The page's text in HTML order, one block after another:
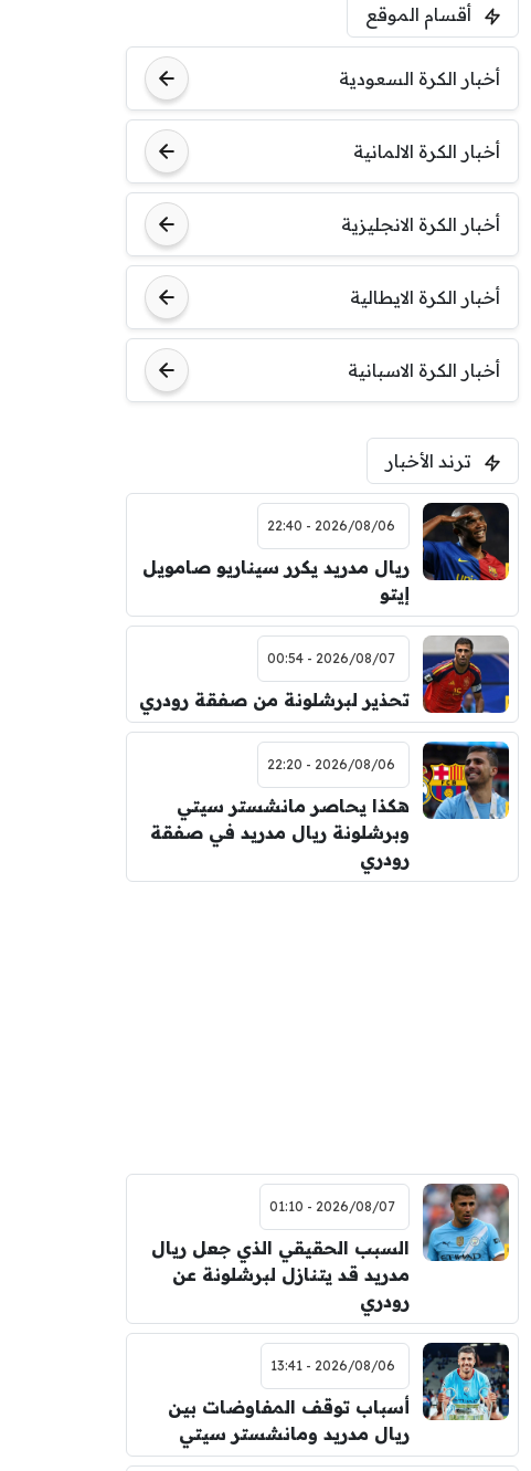
أقسام الموقع
أخبار الكرة السعودية
أخبار الكرة الالمانية
أخبار الكرة الانجليزية
أخبار الكرة الايطالية
أخبار الكرة الاسبانية
ترند الأخبار
2026/08/06 - 22:40
ريال مدريد يكرر سيناريو صامويل
إيتو
2026/08/07 - 00:54
تحذير لبرشلونة من صفقة رودري
2026/08/06 - 22:20
هكذا يحاصر مانشستر سيتي
وبرشلونة ريال مدريد في صفقة
رودري
2026/08/07 - 01:10
السبب الحقيقي الذي جعل ريال
مدريد قد يتنازل لبرشلونة عن
رودري
2026/08/06 - 13:41
أسباب توقف المفاوضات بين
ريال مدريد ومانشستر سيتي